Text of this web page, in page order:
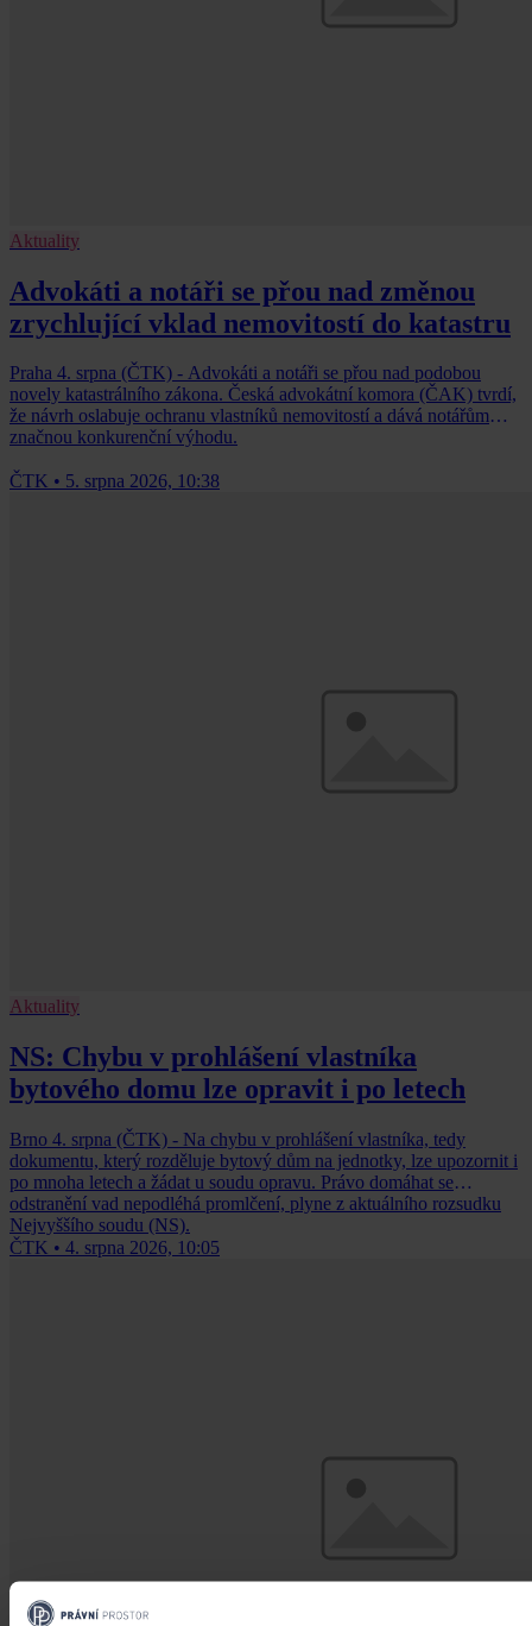
Aktuality
Advokáti a notáři se přou nad změnou
zrychlující vklad nemovitostí do katastru
Praha 4. srpna (ČTK) - Advokáti a notáři se přou nad podobou
novely katastrálního zákona. Česká advokátní komora (ČAK) tvrdí,
že návrh oslabuje ochranu vlastníků nemovitostí a dává notářům
značnou konkurenční výhodu.
ČTK • 5. srpna 2026, 10:38
Aktuality
NS: Chybu v prohlášení vlastníka
bytového domu lze opravit i po letech
Brno 4. srpna (ČTK) - Na chybu v prohlášení vlastníka, tedy
dokumentu, který rozděluje bytový dům na jednotky, lze upozornit i
po mnoha letech a žádat u soudu opravu. Právo domáhat se
odstranění vad nepodléhá promlčení, plyne z aktuálního rozsudku
Nejvyššího soudu (NS).
ČTK • 4. srpna 2026, 10:05